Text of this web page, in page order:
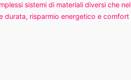
sistemi di materiali diversi che nel
durata, risparmio energetico e comfort